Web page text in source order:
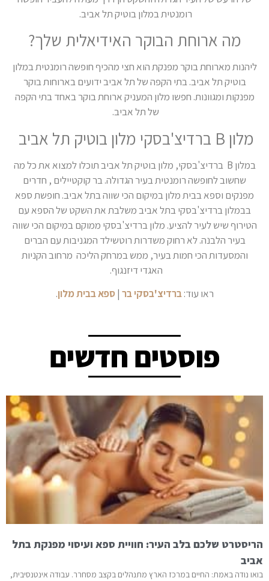
רומנטית במלון בוטיק תל אביב.
מה ארוחת הבוקר האידיאלית שלך?
ליהנות מארוחת בוקר מפנקת הוא חצי מהכיף חופשה רומנטית במלון
בוטיק תל אביב. בתי הקפה של תל אביב ידועים בארוחות בוקר
מפנקות ומגוונות. חפשו מלון המעניק ארוחת בוקר באחד בתי הקפה
של תל אביב.
מלון B ברדיצ'בסקי מלון בוטיק תל אביב
במלון B ברדיצ'בסקי, מלון בוטיק תל אביב תוכלו למצוא את כל מה
שחשוב לחופשה רומנטית בעיר הגדולה.בר קוקטיילים , חדרים
מפנקים וספא בבית מלון במיקום הכי שווה בתל אביב. חופשת ספא
בבמלון ברדיצ'בסקי בתל אביב משלבת את השקט של הספא עם
הטירוף שיש לעיר להציע. מלון ברדיצ'בסקי ממוקם במיקום הכי שווה
בעיר הלבנה. לא רחוק משדרות רוטשילד המגניבות עם הברים
והמסעדות הכי חמות בעיר, ממש במרחק הליכה מרחוב הקניות
האגדי דיזנגוף.
ראו עוד:ברדיצ'בסקי בר | ספא בבית מלון.
פוסטים חדשים
הריסטרט שלכם בלב העיר: חוויית ספא ועיסוי מפנקת בתל
אביב
בואו נודה באמת: החיים במרכז הארץ מתנהלים בקצב מסחרר. עבודה אינטנסיבית,